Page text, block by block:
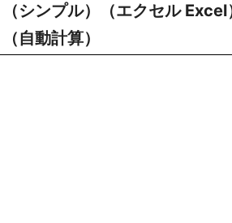
（シンプル）（エクセル Excel
（自動計算）